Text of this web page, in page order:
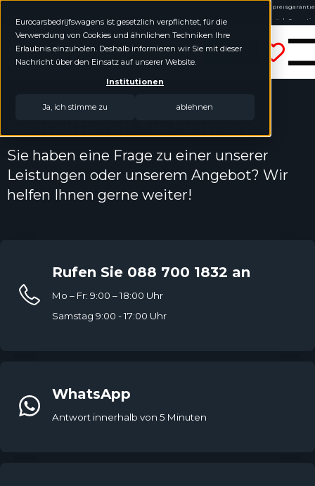
Eurocarsbedrijfswagens ist gesetzlich verpflichtet, für die
Verwendung von Cookies und ähnlichen Techniken Ihre
Erlaubnis einzuholen. Deshalb informieren wir Sie mit dieser
Nachricht über den Einsatz auf unserer Website.
Institutionen
Ja, ich stimme zu ablehnen
Keine Jahreszahlen geordnet
Eurocars Nutzfahrzeuge
Sie haben eine Frage zu einer unserer
Leistungen oder unserem Angebot? Wir
helfen Ihnen gerne weiter!
Rufen Sie 088 700 1832 an
Mo – Fr: 9:00 – 18:00 Uhr
Samstag 9:00 - 17:00 Uhr
WhatsApp
Antwort innerhalb von 5 Minuten